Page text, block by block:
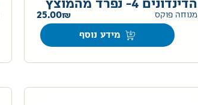
הדינדונים 4- נפרד מהמוצץ
מנוחה פוקס 25.00
מידע נוסף